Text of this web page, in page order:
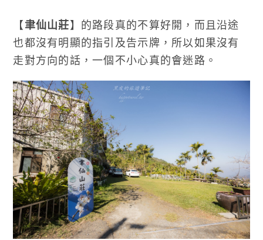
【聿仙山莊】的路段真的不算好開，而且沿途
也都沒有明顯的指引及告示牌，所以如果沒有
走對方向的話，一個不小心真的會迷路。